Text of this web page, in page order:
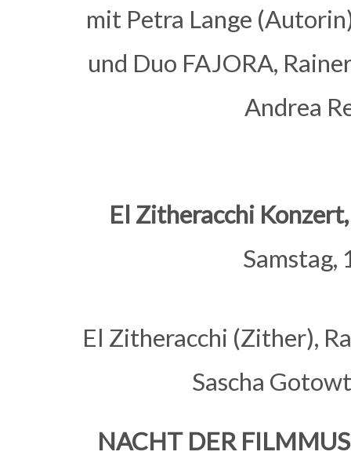
mit Petra Lange
und Duo FAJORA,
Andrea
El Zitheracchi
Samstag,
El Zitheracchi (Zither),
Sascha
NACHT DER